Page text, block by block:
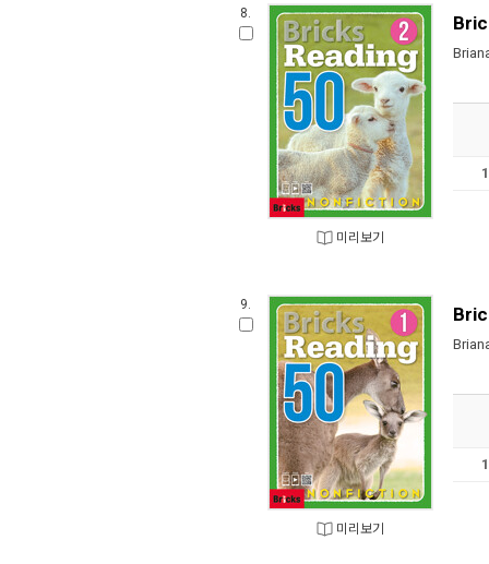
8.
미리보기
9.
미리보기